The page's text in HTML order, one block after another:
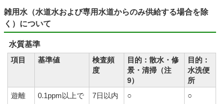
雑用水（水道水および専用水道からのみ供給する場合を除
く）について
水質基準
項目
基準値
検査頻
度
目的：散水・修
景・清掃（注
9）
目的：
水洗便
所
遊離
0.1ppm以上で
7日以内
○ ○